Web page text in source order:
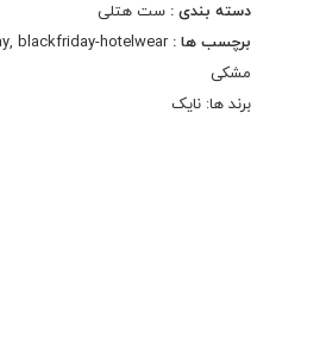
دسته بندی : ست هتلی
برچسب ها :
, blackfriday-hotelwear
مشکی
برند ها: نایک